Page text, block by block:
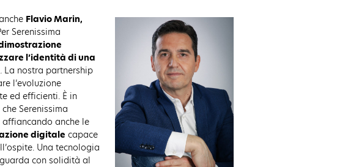
Flavio Marin,
Serenissima
l’identità di una
. La nostra partnership
l’evoluzione
ed efficienti. È in
che Serenissima
anche le
digitale capace
Una tecnologia
con solidità al